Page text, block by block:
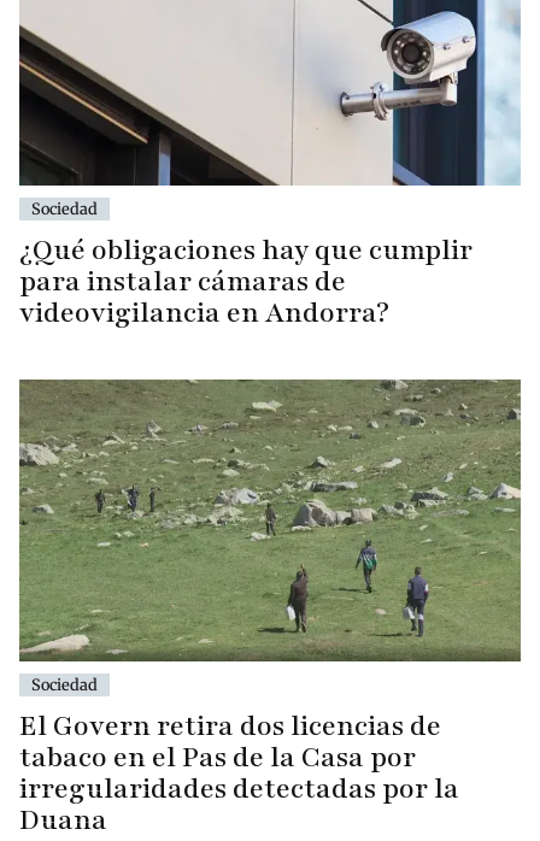
Sociedad
¿Qué obligaciones hay que cumplir
para instalar cámaras de
videovigilancia en Andorra?
Sociedad
El Govern retira dos licencias de
tabaco en el Pas de la Casa por
irregularidades detectadas por la
Duana